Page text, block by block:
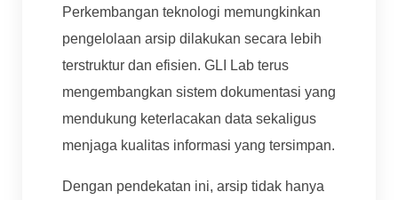
Perkembangan teknologi memungkinkan
pengelolaan arsip dilakukan secara lebih
terstruktur dan efisien. GLI Lab terus
mengembangkan sistem dokumentasi yang
mendukung keterlacakan data sekaligus
menjaga kualitas informasi yang tersimpan.
Dengan pendekatan ini, arsip tidak hanya